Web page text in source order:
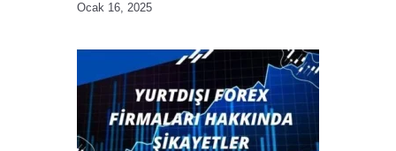
Ocak 16, 2025